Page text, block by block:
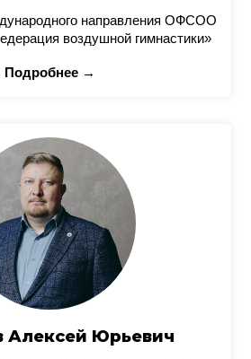
направления ОФСОО
воздушной гимнастики»
Подробнее →
Алексей Юрьевич